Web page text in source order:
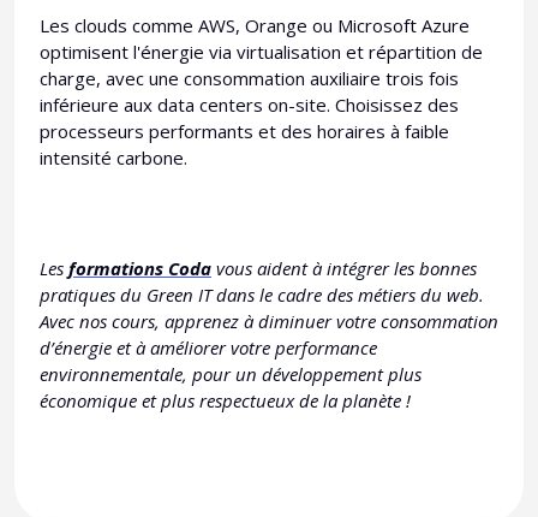
Les clouds comme AWS, Orange ou Microsoft Azure
optimisent l'énergie via virtualisation et répartition de
charge, avec une consommation auxiliaire trois fois
inférieure aux data centers on-site. Choisissez des
processeurs performants et des horaires à faible
intensité carbone.
Les formations Coda vous aident à intégrer les bonnes
pratiques du Green IT dans le cadre des métiers du web.
Avec nos cours, apprenez à diminuer votre consommation
d’énergie et à améliorer votre performance
environnementale, pour un développement plus
économique et plus respectueux de la planète !